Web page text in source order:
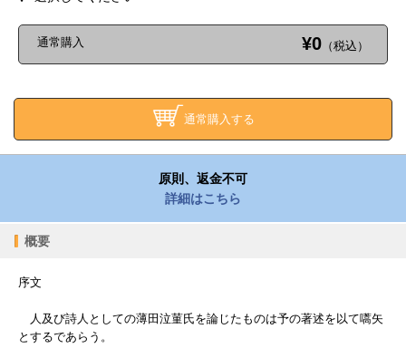
通常購入 ¥0 （税込）
通常購入する
原則、返金不可
詳細はこちら
概要
序文
人及び詩人としての薄田泣菫氏を論じたものは予の著述を以て嚆矢
とするであらう。